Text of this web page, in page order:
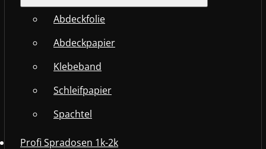
Abdeckfolie
Abdeckpapier
Klebeband
Schleifpapier
Spachtel
Profi Spradosen 1k-2k